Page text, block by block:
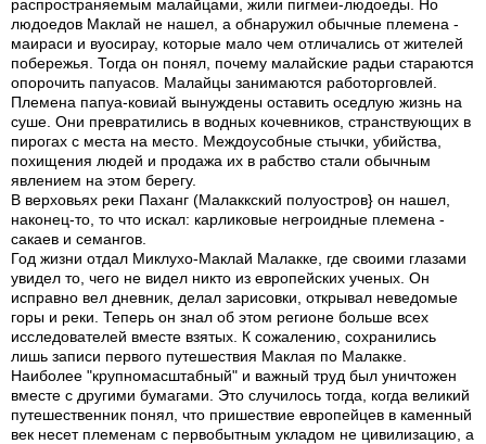
распространяемым малайцами, жили пигмеи-людоеды. Но
людоедов Маклай не нашел, а обнаружил обычные племена -
маираси и вуосирау, которые мало чем отличались от жителей
побережья. Тогда он понял, почему малайские радьи стараются
опорочить папуасов. Малайцы занимаются работорговлей.
Племена папуа-ковиай вынуждены оставить оседлую жизнь на
суше. Они превратились в водных кочевников, странствующих в
пирогах с места на место. Междоусобные стычки, убийства,
похищения людей и продажа их в рабство стали обычным
явлением на этом берегу.
В верховьях реки Паханг (Малаккский полуостров} он нашел,
наконец-то, то что искал: карликовые негроидные племена -
сакаев и семангов.
Год жизни отдал Миклухо-Маклай Малакке, где своими глазами
увидел то, чего не видел никто из европейских ученых. Он
исправно вел дневник, делал зарисовки, открывал неведомые
горы и реки. Теперь он знал об этом регионе больше всех
исследователей вместе взятых. К сожалению, сохранились
лишь записи первого путешествия Маклая по Малакке.
Наиболее "крупномасштабный" и важный труд был уничтожен
вместе с другими бумагами. Это случилось тогда, когда великий
путешественник понял, что пришествие европейцев в каменный
век несет племенам с первобытным укладом не цивилизацию, а